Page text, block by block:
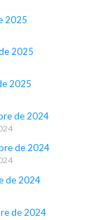
2025
2025
2025
de 2024
de 2024
de 2024
de 2024